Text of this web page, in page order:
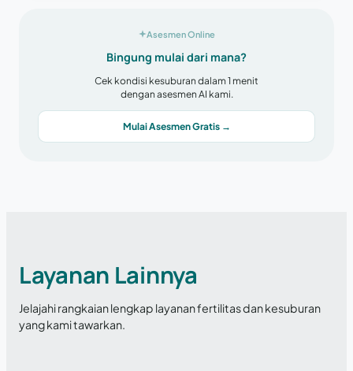
Asesmen Online
Bingung mulai dari mana?
Cek kondisi kesuburan dalam 1 menit
dengan asesmen AI kami.
Mulai Asesmen Gratis →
Layanan Lainnya
Jelajahi rangkaian lengkap layanan fertilitas dan kesuburan
yang kami tawarkan.